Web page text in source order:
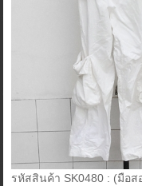
รหัสสินค้า SK0480 : (มือส